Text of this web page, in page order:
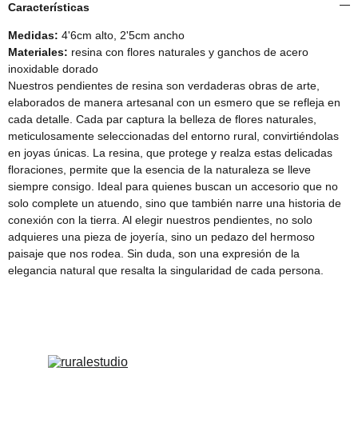
Características
Medidas: 4'6cm alto, 2'5cm ancho
Materiales: resina con flores naturales y ganchos de acero
inoxidable dorado
Nuestros pendientes de resina son verdaderas obras de arte,
elaborados de manera artesanal con un esmero que se refleja en
cada detalle. Cada par captura la belleza de flores naturales,
meticulosamente seleccionadas del entorno rural, convirtiéndolas
en joyas únicas. La resina, que protege y realza estas delicadas
floraciones, permite que la esencia de la naturaleza se lleve
siempre consigo. Ideal para quienes buscan un accesorio que no
solo complete un atuendo, sino que también narre una historia de
conexión con la tierra. Al elegir nuestros pendientes, no solo
adquieres una pieza de joyería, sino un pedazo del hermoso
paisaje que nos rodea. Sin duda, son una expresión de la
elegancia natural que resalta la singularidad de cada persona.